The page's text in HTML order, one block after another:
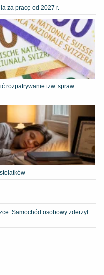
za pracę od 2027 r.
rozpatrywanie tzw. spraw
Samochód osobowy zderzył